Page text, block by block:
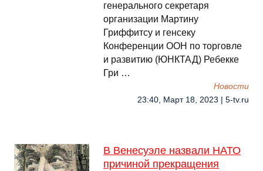
генерального секретаря
организации Мартину
Гриффитсу и генсеку
Конференции ООН по торговле
и развитию (ЮНКТАД) Ребекке
Гри …
Новости
23:40, Март 18, 2023 | 5-tv.ru
В Венесуэле назвали НАТО
причиной прекращения